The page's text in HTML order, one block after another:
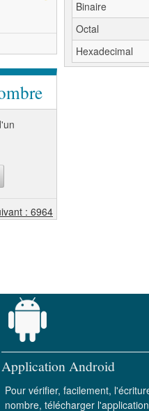
: 6964
Binaire
Octal
Hexadecimal
Application Android
Pour vérifier, facilement,
nombre, télécharger